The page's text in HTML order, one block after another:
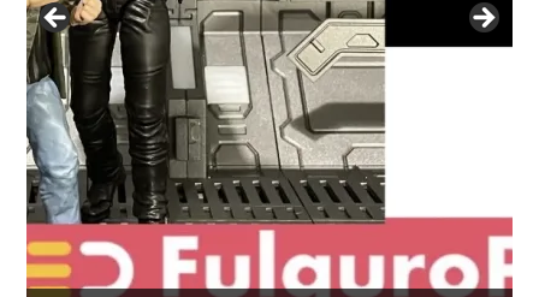
Hommage à Sam Neill